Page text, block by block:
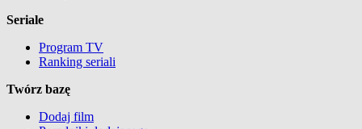
Seriale
Program TV
Ranking seriali
Twórz bazę
Dodaj film